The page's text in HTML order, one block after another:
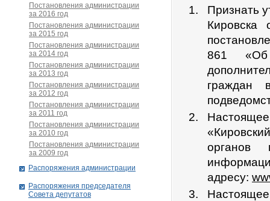
Признать
861 «Об
граждан
Настоящее
органов
адресу:
Постановления администрации
за 2016 год
Постановления администрации
за 2015 год
Постановления администрации
за 2014 год
Постановления администрации
за 2013 год
Постановления администрации
за 2012 год
Постановления администрации
за 2011 год
Постановления администрации
за 2010 год
Постановления администрации
за 2009 год
Распоряжения администрации
Распоряжения председателя
Совета депутатов